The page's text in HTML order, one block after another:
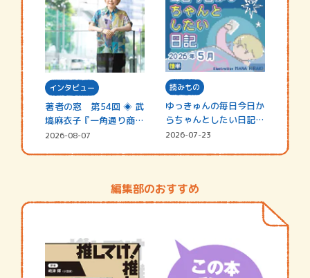
インタビュー
著者の窓 第54回 ◈ 武
塙麻衣子『一角通り商店
街の…
2026-08-07
読みもの
ゆっきゅんの毎日今日か
らちゃんとしたい日記
☆202…
2026-07-23
編集部のおすすめ